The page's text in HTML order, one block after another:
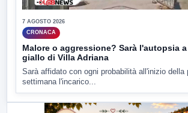
7 AGOSTO 2026
CRONACA
Malore o aggressione? Sarà l'autopsia
giallo di Villa Adriana
Sarà affidato con ogni probabilità all'inizio della
settimana l'incarico...